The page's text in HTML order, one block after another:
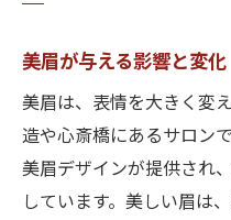
美眉が与える影響と変化
美眉は、表情を大きく変
造や心斎橋にあるサロン
美眉デザインが提供され
しています。美しい眉は